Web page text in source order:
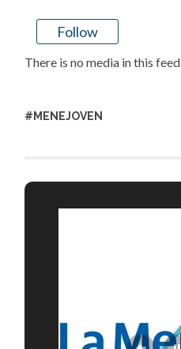
Follow
There is no media in this feed
#MENEJOVEN